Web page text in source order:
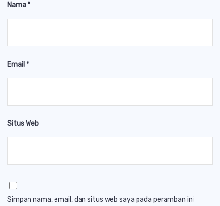
Nama*
Email *
Situs Web
Simpan nama, email, dan situs web saya pada peramban ini